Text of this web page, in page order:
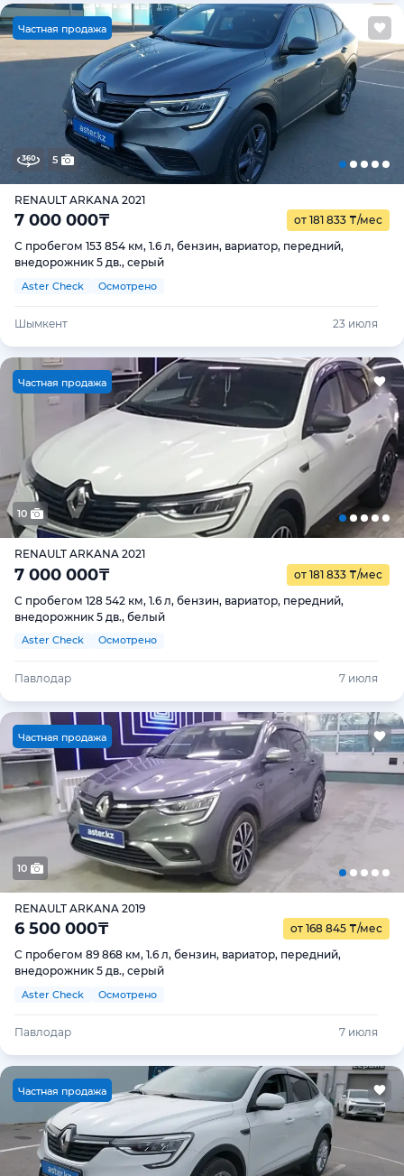
Частная продажа
5
RENAULT ARKANA 2021
7 000 000₸ от 181 833 ₸/мес
С пробегом 153 854 км, 1.6 л, бензин, вариатор, передний,
внедорожник 5 дв., серый
Aster Check Осмотрено
Шымкент 23 июля
Частная продажа
10
RENAULT ARKANA 2021
7 000 000₸ от 181 833 ₸/мес
С пробегом 128 542 км, 1.6 л, бензин, вариатор, передний,
внедорожник 5 дв., белый
Aster Check Осмотрено
Павлодар 7 июля
Частная продажа
10
RENAULT ARKANA 2019
6 500 000₸ от 168 845 ₸/мес
С пробегом 89 868 км, 1.6 л, бензин, вариатор, передний,
внедорожник 5 дв., серый
Aster Check Осмотрено
Павлодар 7 июля
Частная продажа